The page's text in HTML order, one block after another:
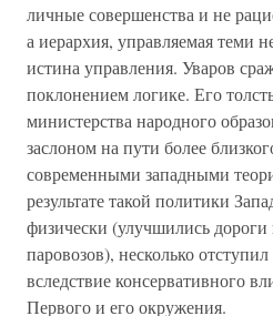
личные совершенства и не
а иерархия, управляемая теми
истина управления. Уваров
поклонением логике. Его
министерства народного
заслоном на пути более
современными западными
результате такой политики
физически (улучшились
паровозов), несколько
вследствие консервативного
Первого и его окружения.